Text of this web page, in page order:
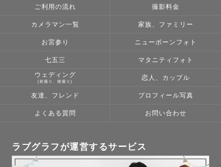
ご利用の流れ 撮影料金
カメラマン一覧 家族、ファミリー
お宮参り ニューボーンフォト
七五三 マタニティフォト
ウェディング
(前撮り、後撮り)
恋人、カップル
友達、フレンド プロフィール写真
よくある質問 お問い合わせ
ラブグラフが運営するサービス